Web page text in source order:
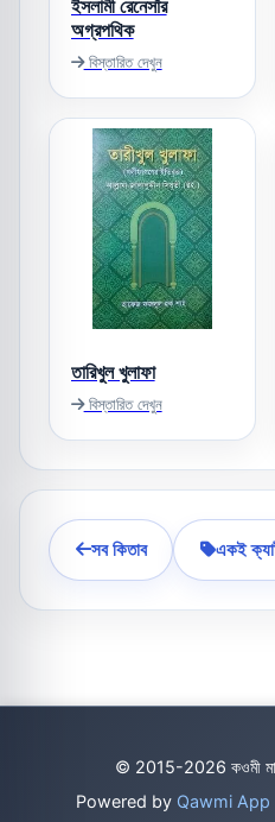
ইসলামী রেনেসাঁর
অগ্রপথিক
বিস্তারিত দেখুন
তারিখুল খুলাফা
বিস্তারিত দেখুন
সব কিতাব একই
© 2015-2026 কওমী
Powered by Qawmi App